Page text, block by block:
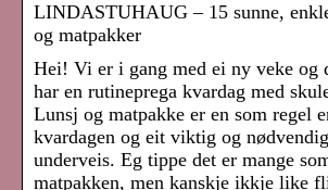
LINDASTUHAUG – 15 sunne,
og matpakker
Hei! Vi er i gang med ei ny veke og
har en rutineprega kvardag med
Lunsj og matpakke er en som regel
kvardagen og eit viktig og
underveis. Eg tippe det er mange
matpakken, men kanskje ikkje like